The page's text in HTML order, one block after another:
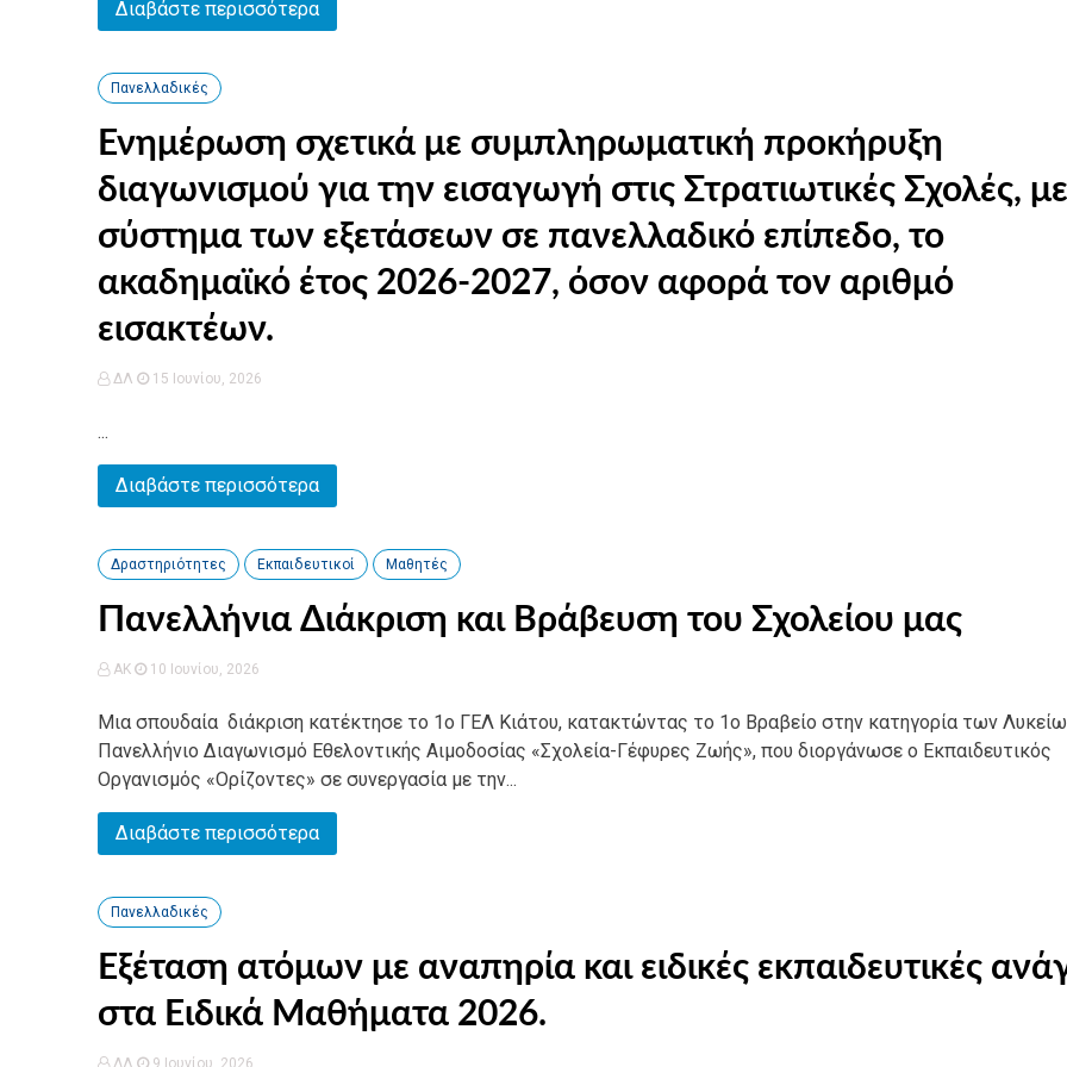
Διαβάστε περισσότερα
Πανελλαδικές
Ενημέρωση σχετικά με συμπληρωματική προκήρυξη
διαγωνισμού για την εισαγωγή στις Στρατιωτικές Σχολές,
σύστημα των εξετάσεων σε πανελλαδικό επίπεδο, το
ακαδημαϊκό έτος 2026-2027, όσον αφορά τον αριθμό
εισακτέων.
ΔΛ 15 Ιουνίου, 2026
...
Διαβάστε περισσότερα
Δραστηριότητες Εκπαιδευτικοί Μαθητές
Πανελλήνια Διάκριση και Βράβευση του Σχολείου μας
AK 10 Ιουνίου, 2026
Μια σπουδαία διάκριση κατέκτησε το 1ο ΓΕΛ Κιάτου, κατακτώντας το 1ο Βραβείο στην κατηγορία των
Πανελλήνιο Διαγωνισμό Εθελοντικής Αιμοδοσίας «Σχολεία-Γέφυρες Ζωής», που διοργάνωσε ο Εκπαιδευτικός
Οργανισμός «Ορίζοντες» σε συνεργασία με την...
Διαβάστε περισσότερα
Πανελλαδικές
Εξέταση ατόμων με αναπηρία και ειδικές εκπαιδευτικές
στα Ειδικά Μαθήματα 2026.
ΔΛ 9 Ιουνίου, 2026